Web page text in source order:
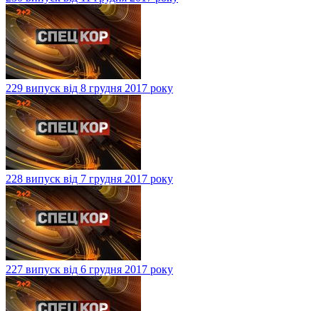
229 випуск від 8 грудня 2017 року
228 випуск від 7 грудня 2017 року
227 випуск від 6 грудня 2017 року